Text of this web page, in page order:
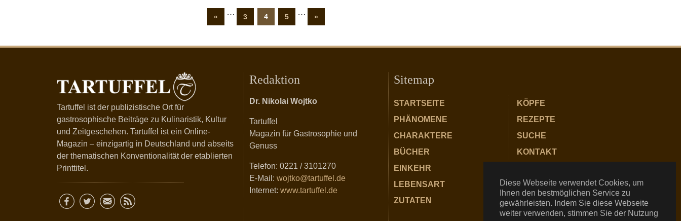
Diese Webseite verwendet Cookies, um
Ihnen den bestmöglichen Service zu
gewährleisten. Indem Sie diese Webseite
weiter verwenden, stimmen Sie der Nutzung
« … 3 4 5 … »
Tartuffel ist der publizistische Ort für
gastrosophische Beiträge zu Kulinaristik, Kultur
und Zeitgeschehen. Tartuffel ist ein Online-
Magazin – einzigartig in Deutschland und abseits
der thematischen Konventionalität der etablierten
Printtitel.
Redaktion
Dr. Nikolai Wojtko
Tartuffel
Magazin für Gastrosophie und
Genuss
Telefon: 0221 / 3101270
E-Mail: wojtko@tartuffel.de
Internet: www.tartuffel.de
Sitemap
STARTSEITE
PHÄNOMENE
CHARAKTERE
BÜCHER
EINKEHR
LEBENSART
ZUTATEN
KÖPFE
REZEPTE
SUCHE
KONTAKT
IMPRESSUM
DATENSCHUTZ